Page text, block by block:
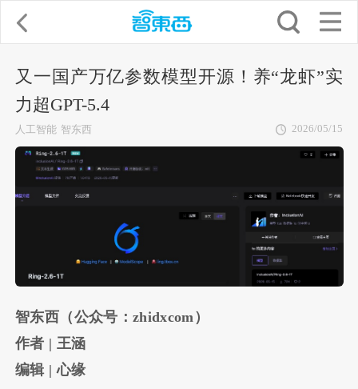
又一国产万亿参数模型开源！养“龙虾”实
力超GPT-5.4
人工智能 智东西 2026/05/15
智东西（公众号：zhidxcom）
作者 | 王涵
编辑 | 心缘